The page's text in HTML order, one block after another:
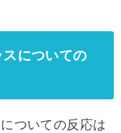
についての
ついての反応は